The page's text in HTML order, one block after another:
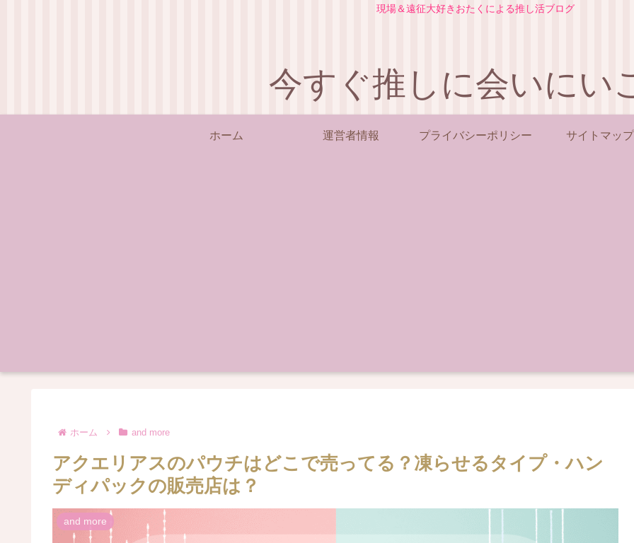
現場＆遠征大好きおたくによる推し活ブログ
今すぐ推しに会いにい
ホーム 運営者情報 プライバシーポリシー サイトマップ
ホーム and more
アクエリアスのパウチはどこで売ってる？凍らせるタイプ・ハン
ディパックの販売店は？
and more